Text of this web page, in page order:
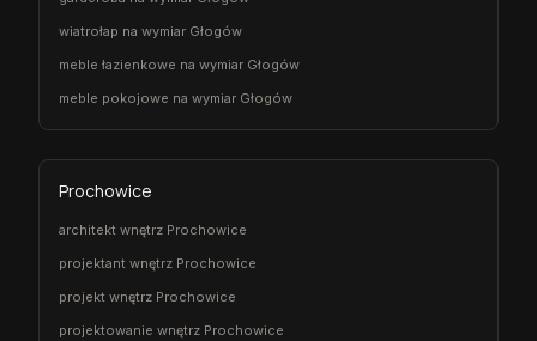
wiatrołap na wymiar Głogów
meble łazienkowe na wymiar Głogów
meble pokojowe na wymiar Głogów
Prochowice
architekt wnętrz Prochowice
projektant wnętrz Prochowice
projekt wnętrz Prochowice
projektowanie wnętrz Prochowice